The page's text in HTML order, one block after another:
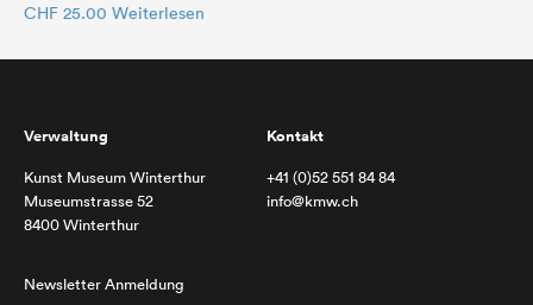
CHF 25.00 Weiterlesen
Verwaltung
Kunst Museum Winterthur
Museumstrasse 52
8400 Winterthur
Kontakt
+41 (0)52 551 84 84
info@kmw.ch
Newsletter Anmeldung